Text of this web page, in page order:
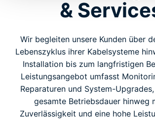
&
Wir begleiten unsere Kunden über
Lebenszyklus ihrer Kabelsysteme
Installation bis zum langfristigen
Leistungsangebot umfasst
Reparaturen und System-
gesamte Betriebsdauer hinweg
Zuverlässigkeit und eine hohe